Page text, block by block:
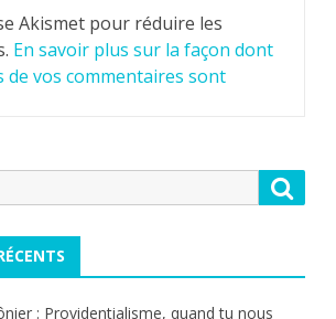
Akismet pour réduire les
En savoir plus sur la façon dont
de vos commentaires sont
: Providentialisme, quand tu nous